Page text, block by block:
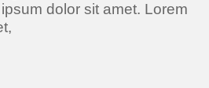
dolor sit amet. Lorem